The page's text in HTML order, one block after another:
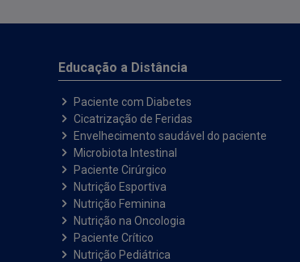
Educação a Distância
Paciente com Diabetes
Cicatrização de Feridas
Envelhecimento saudável do paciente
Microbiota Intestinal
Paciente Cirúrgico
Nutrição Esportiva
Nutrição Feminina
Nutrição na Oncologia
Paciente Crítico
Nutrição Pediátrica